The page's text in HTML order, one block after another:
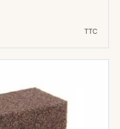
TTC